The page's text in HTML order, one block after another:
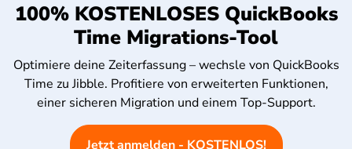
100% KOSTENLOSES QuickBooks
Time Migrations-Tool
Optimiere deine Zeiterfassung – wechsle von QuickBooks
Time zu Jibble. Profitiere von erweiterten Funktionen,
einer sicheren Migration und einem Top-Support.
Jetzt anmelden - KOSTENLOS!